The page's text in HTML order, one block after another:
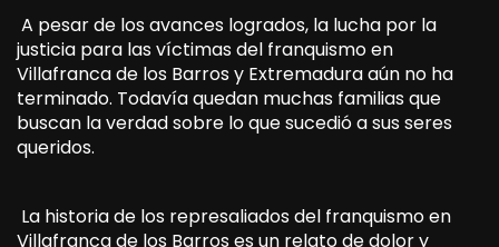
A pesar de los avances logrados, la lucha por la
justicia para las víctimas del franquismo en
Villafranca de los Barros y Extremadura aún no ha
terminado. Todavía quedan muchas familias que
buscan la verdad sobre lo que sucedió a sus seres
queridos.
La historia de los represaliados del franquismo en
Villafranca de los Barros es un relato de dolor y